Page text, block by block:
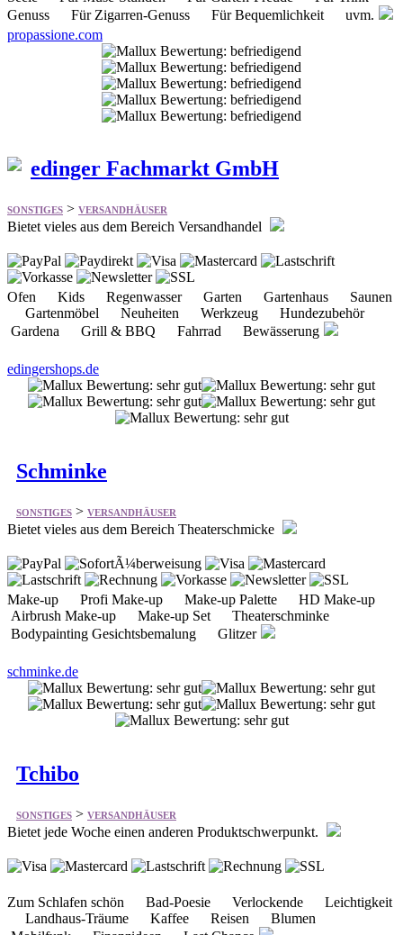
edinger Fachmarkt GmbH
SONSTIGES>VERSANDHÄUSER
Bietet vieles aus dem Bereich Versandhandel
Ofen Kids Regenwasser Garten Gartenhaus Saunen
Gartenmöbel Neuheiten Werkzeug Hundezubehör
Gardena Grill & BBQ Fahrrad Bewässerung
edingershops.de
SONSTIGES> VERSANDHÄUSER
Bietet vieles aus dem Bereich Theaterschmicke
Make-up Profi Make-up Make-up Palette HD Make-up
Airbrush Make-up Make-up Set Theaterschminke
Bodypainting Gesichtsbemalung Glitzer
schminke.de
SONSTIGES>
Bietet jede Woche einen anderen Produktschwerpunkt.
Zum Schlafen schön Bad-Poesie Verlockende Leichtigkeit
Landhaus-Träume Kaffee Reisen Blumen
tchibo.de